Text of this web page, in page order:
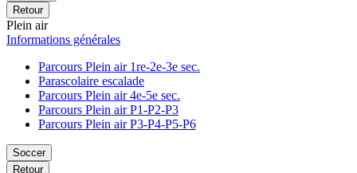
Retour
Plein air
Informations générales
Parcours Plein air 1re-2e-3e sec.
Parascolaire escalade
Parcours Plein air 4e-5e sec.
Parcours Plein air P1-P2-P3
Parcours Plein air P3-P4-P5-P6
Soccer
Retour